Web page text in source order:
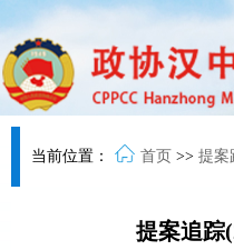
当前位置： 首页 >> 提案
提案追踪